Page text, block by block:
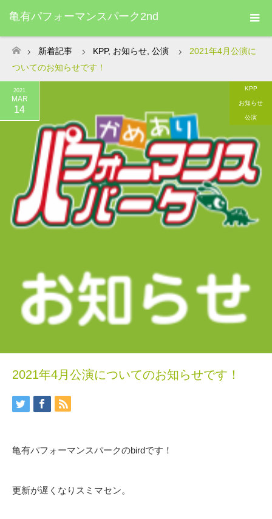
亀有パフォーマンスパーク2nd
ホーム
新着記事 KPP, お知らせ 公演
2021年4月公演に
ついてのお知らせです！
2021
MAR
14
KPP
お知らせ
公演
2021年4月公演についてのお知らせです！
亀有パフォーマンスパークのbirdです！
更新が遅くなりスミマセン。